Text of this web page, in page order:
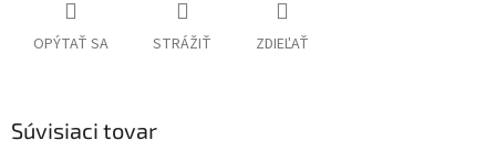
OPÝTAŤ SA STRÁŽIŤ ZDIEĽAŤ
Súvisiaci tovar